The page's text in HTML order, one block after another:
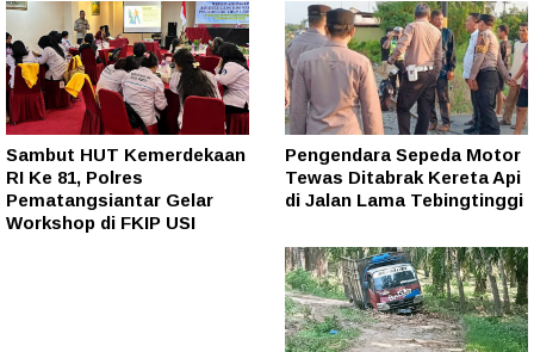
Sambut HUT Kemerdekaan
RI Ke 81, Polres
Pematangsiantar Gelar
Workshop di FKIP USI
Pengendara Sepeda Motor
Tewas Ditabrak Kereta Api
di Jalan Lama Tebingtinggi